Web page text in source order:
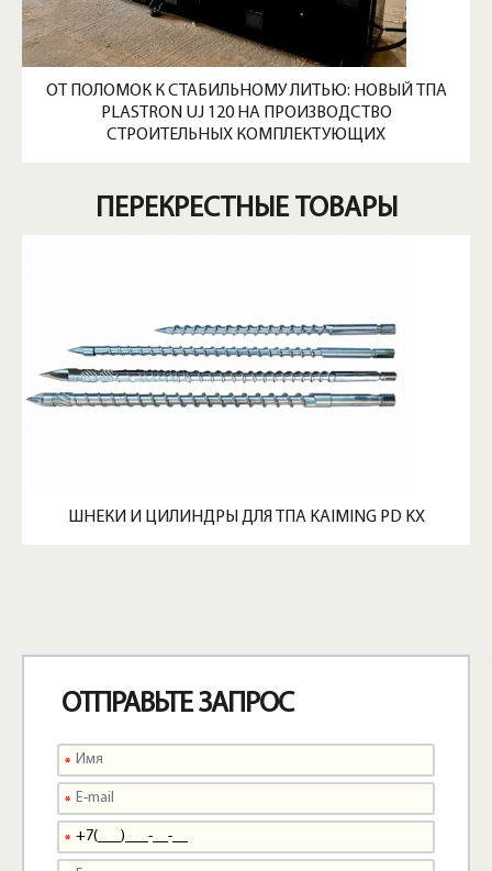
ОТ ПОЛОМОК К СТАБИЛЬНОМУ ЛИТЬЮ: НОВЫЙ ТПА
PLASTRON UJ 120 НА ПРОИЗВОДСТВО
СТРОИТЕЛЬНЫХ КОМПЛЕКТУЮЩИХ
ПЕРЕКРЕСТНЫЕ ТОВАРЫ
ШНЕКИ И ЦИЛИНДРЫ ДЛЯ ТПА KAIMING PD KX
ОТПРАВЬТЕ ЗАПРОС